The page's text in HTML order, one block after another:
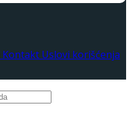
Kontakt Uslovi korišćenja